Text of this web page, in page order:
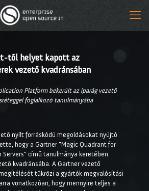
től helyet kapott az
vezető kvadránsában
Platform bekerült az iparág vezető
foglalkozó tanulmányába
nyílt forráskódú megoldásokat nyújtó
hogy a Gartner "Magic Quadrant for
Servers" című tanulmánya keretében
kvadránsába. A Gartner vezető
tükrözi a gyártók megvalósítási
vonatkozóan, hogy mennyire teljes a